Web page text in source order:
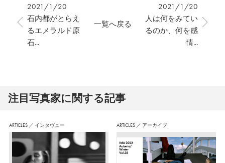
2021/1/20
石内都がとらえ
るエメラルド原
石...
2021/1/20
人は何をみてい
るのか、何を感
情...
一覧へ戻る
注⽬写真家に関する記事
ARTICLES ／ インタヴュー ARTICLES ／ アーカイブ